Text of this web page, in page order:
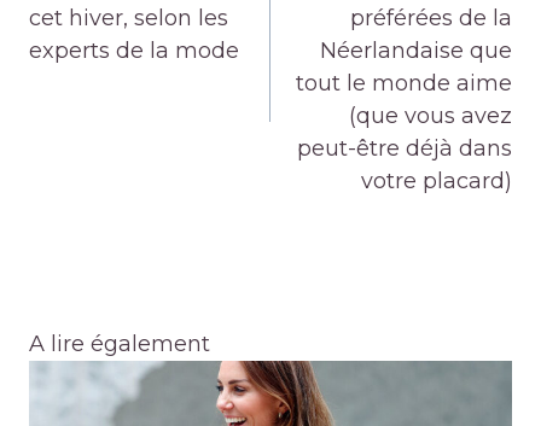
cet hiver, selon les
experts de la mode
préférées de la
Néerlandaise que
tout le monde aime
(que vous avez
peut-être déjà dans
votre placard)
A lire également